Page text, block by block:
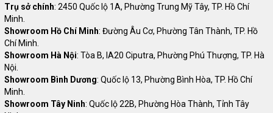
Trụ sở chính: 2450 Quốc lộ 1A, Phường Trung Mỹ Tây, TP. Hồ Chí
Minh.
Showroom Hồ Chí Minh: Đường Âu Cơ, Phường Tân Thành, TP. Hồ
Chí Minh.
Showroom Hà Nội: Tòa B, IA20 Ciputra, Phường Phú Thượng, TP. Hà
Nội.
Showroom Bình Dương: Quốc lộ 13, Phường Bình Hòa, TP. Hồ Chí
Minh.
Showroom Tây Ninh: Quốc lộ 22B, Phường Hòa Thành, Tỉnh Tây